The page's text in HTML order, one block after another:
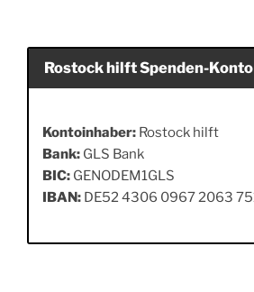
Rostock hilft Spenden-Konto
Kontoinhaber: Rostock hilft
Bank: GLS Bank
BIC: GENODEM1GLS
IBAN: DE52 4306 0967 2063